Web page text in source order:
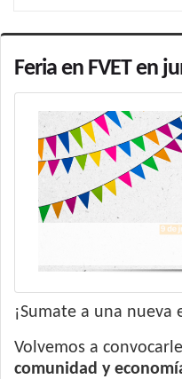
Feria en FVET en
¡Sumate a una nueva
Volvemos a
comunidad y